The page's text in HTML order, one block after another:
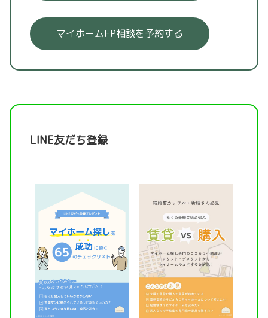
マイホームFP相談を予約する
LINE友だち登録